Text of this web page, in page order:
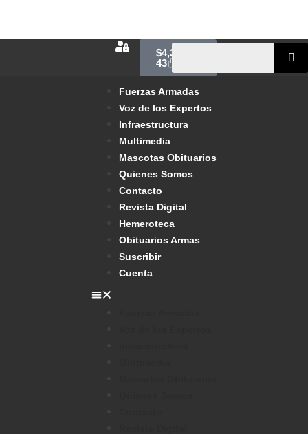
$4,300.00
43
Fuerzas Armadas
Voz de los Expertos
Infraestructura
Multimedia
Mascotas Obituarios
Quienes Somos
Contacto
Revista Digital
Hemeroteca
Obituarios Armas
Suscribir
Cuenta